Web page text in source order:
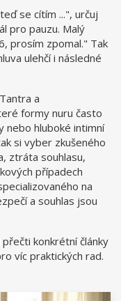
se cítím ...", určuj
pro pauzu. Malý
prosím zpomal." Tak
ulehčí i následné
a
formy nuru často
hluboké intimní
si vyber zkušeného
ztráta souhlasu,
případech
na
a souhlas jsou
konkrétní články
víc praktických rad.